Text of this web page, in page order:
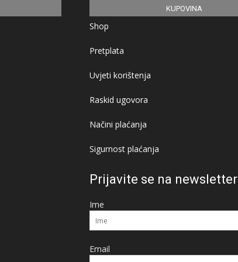
KUPOVINA
Shop
Pretplata
Uvjeti korištenja
Raskid ugovora
Načini plaćanja
Sigurnost plaćanja
Prijavite se na newsletter
Ime
Email